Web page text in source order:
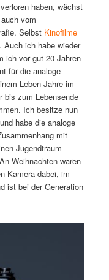
haben, wächst
vom
Selbst Kinofilme
Auch ich habe wieder
ich vor gut 20 Jahren
für die analoge
Leben Jahre im
bis zum Lebensende
Ich besitze nun
habe die analoge
mit
Jugendtraum
Weihnachten waren
Kamera dabei, im
ist bei der Generation